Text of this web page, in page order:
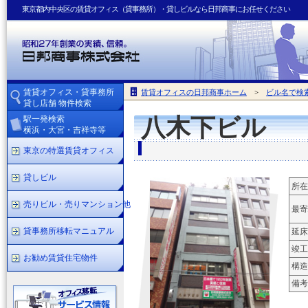
東京都内中央区の賃貸オフィス（貸事務所）・貸しビルなら日邦商事にお任せください
賃貸オフィスの日邦商事ホーム > ビル名で検
八木下ビル
所
最
延床
竣工
構
備考
賃貸オフィス・貸事務所
貸し店舗 物件検索
駅一発検索
横浜・大宮・吉祥寺等
東京の特選賃貸オフィス
貸しビル
売りビル・売りマンション他
貸事務所移転マニュアル
お勧め賃貸住宅物件